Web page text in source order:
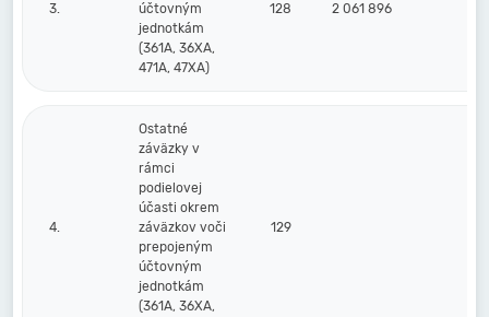
3.
účtovným
jednotkám
(361A, 36XA,
471A, 47XA)
128 2 061 896
4.
Ostatné
záväzky v
rámci
podielovej
účasti okrem
záväzkov voči
prepojeným
účtovným
jednotkám
(361A, 36XA,
129